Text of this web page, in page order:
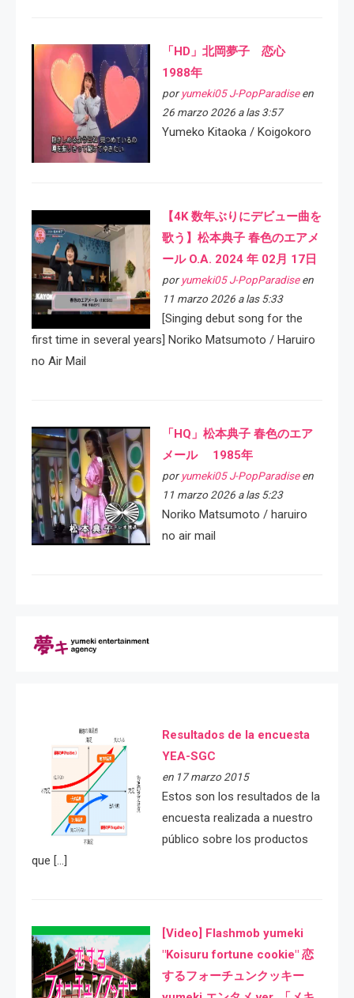
「HD」北岡夢子 恋心
1988年
por yumeki05 J-PopParadiseen
26 marzo 2026 a las 3:57
Yumeko Kitaoka / Koigokoro
【4K 数年ぶりにデビュー曲を
歌う】松本典子 春色のエアメ
ール O.A. 2024 年 02月 17日
por yumeki05 J-PopParadiseen
11 marzo 2026 a las 5:33
[Singing debut song for the
first time in several years] Noriko Matsumoto / Haruiro
no Air Mail
「HQ」松本典子 春色のエア
メール 1985年
por yumeki05 J-PopParadiseen
11 marzo 2026 a las 5:23
Noriko Matsumoto / haruiro
no air mail
Resultados de la encuesta
YEA-SGC
en 17 marzo 2015
Estos son los resultados de la
encuesta realizada a nuestro
público sobre los productos
que […]
[Video] Flashmob yumeki
"Koisuru fortune cookie" 恋
するフォーチュンクッキー